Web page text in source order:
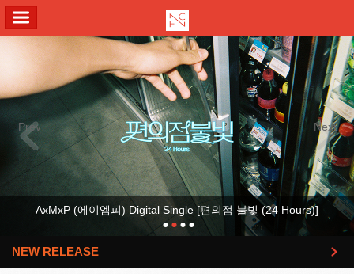
Previous Next
AxMxP (에이엠피) Digital Single [편의점 불빛 (24 Hours)]
NEW RELEASE 더보기